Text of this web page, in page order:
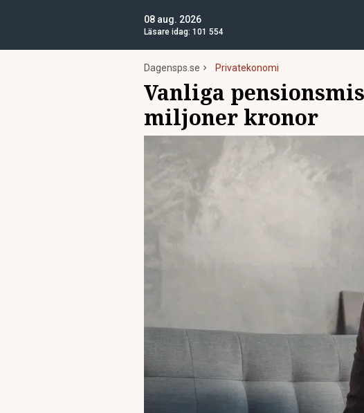
08 aug. 2026
Läsare idag: 101 554
Dagensps.se Privatekonomi
Vanliga
miljoner kronor